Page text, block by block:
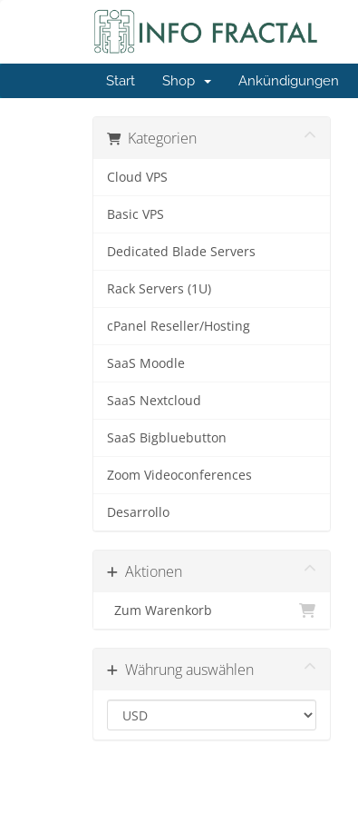
Start Shop Ankündigungen
Kategorien
Cloud VPS
Basic VPS
Dedicated Blade Servers
Rack Servers (1U)
cPanel Reseller/Hosting
SaaS Moodle
SaaS Nextcloud
SaaS Bigbluebutton
Zoom Videoconferences
Desarrollo
Aktionen
Zum Warenkorb
Währung auswählen